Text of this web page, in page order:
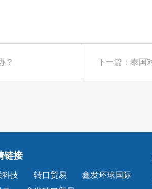
？
链接
科技 转口贸易
鑫发环球国际